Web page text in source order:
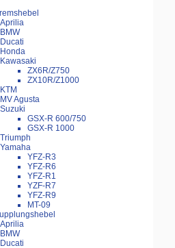
Aprilia
BMW
Ducati
Honda
Kawasaki
ZX6R/Z750
ZX10R/Z1000
KTM
MV Agusta
Suzuki
GSX-R 600/750
GSX-R 1000
Triumph
Yamaha
YFZ-R3
YFZ-R6
YFZ-R1
YZF-R7
YFZ-R9
MT-09
Aprilia
BMW
Ducati